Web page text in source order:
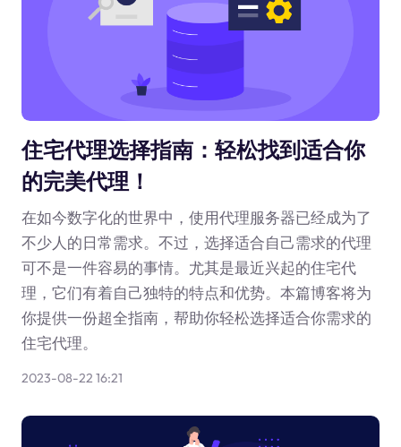
住宅代理选择指南：轻松找到适合你
的完美代理！
在如今数字化的世界中，使用代理服务器已经成为了
不少人的日常需求。不过，选择适合自己需求的代理
可不是一件容易的事情。尤其是最近兴起的住宅代
理，它们有着自己独特的特点和优势。本篇博客将为
你提供一份超全指南，帮助你轻松选择适合你需求的
住宅代理。
2023-08-22 16:21